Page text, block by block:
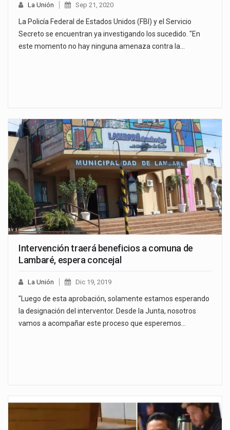
La Unión Sep 21, 2020
La Policía Federal de Estados Unidos (FBI) y el Servicio
Secreto se encuentran ya investigando los sucedido. "En
este momento no hay ninguna amenaza contra la…
Intervención traerá beneficios a comuna de
Lambaré, espera concejal
La Unión Dic 19, 2019
"Luego de esta aprobación, solamente estamos esperando
la designación del interventor. Desde la Junta, nosotros
vamos a acompañar este proceso que esperemos…